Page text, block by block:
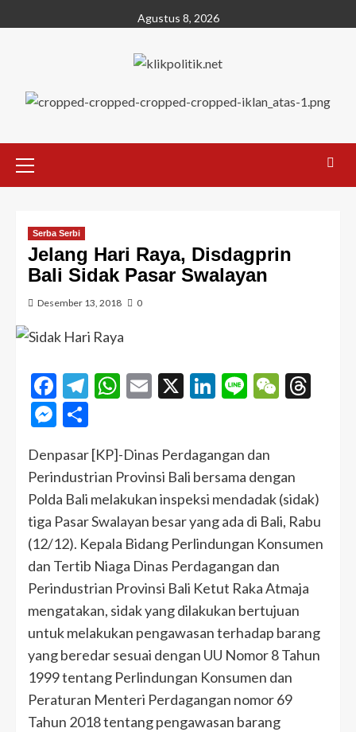
Agustus 8, 2026
Serba Serbi
Jelang Hari Raya, Disdagprin
Bali Sidak Pasar Swalayan
Desember 13, 2018 0
Facebook
Telegram
WhatsApp
Email
X LinkedIn
Line
Messenger
Denpasar [KP]-Dinas Perdagangan dan
Perindustrian Provinsi Bali bersama dengan
Polda Bali melakukan inspeksi mendadak (sidak)
tiga Pasar Swalayan besar yang ada di Bali, Rabu
(12/12). Kepala Bidang Perlindungan Konsumen
dan Tertib Niaga Dinas Perdagangan dan
Perindustrian Provinsi Bali Ketut Raka Atmaja
mengatakan, sidak yang dilakukan bertujuan
untuk melakukan pengawasan terhadap barang
yang beredar sesuai dengan UU Nomor 8 Tahun
1999 tentang Perlindungan Konsumen dan
Peraturan Menteri Perdagangan nomor 69
Tahun 2018 tentang pengawasan barang